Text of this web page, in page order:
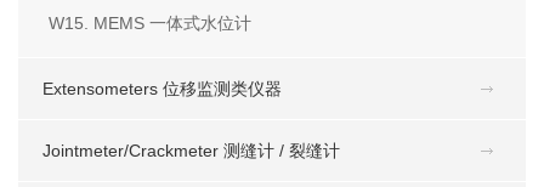
W15. MEMS 一体式水位计
Extensometers 位移监测类仪器
Jointmeter/Crackmeter 测缝计 / 裂缝计